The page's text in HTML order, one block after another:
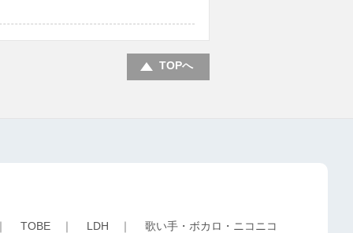
TOPへ
TOBE ｜ LDH ｜ 歌い手・ボカロ・ニコニコ